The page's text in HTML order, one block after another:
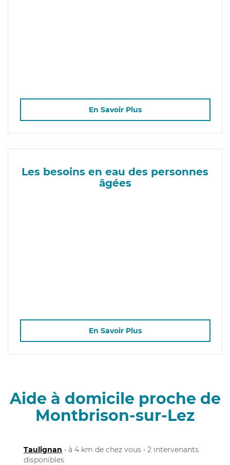
En Savoir Plus
Les besoins en eau des personnes
âgées
En Savoir Plus
Aide à domicile proche de
Montbrison-sur-Lez
Taulignan • à 4 km de chez vous • 2 intervenants
disponibles